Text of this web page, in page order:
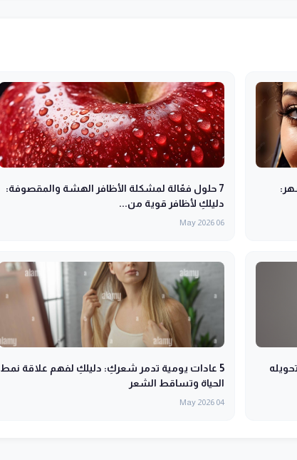
شعرك في 3 أشهر:
7 حلول فعّالة لمشكلة الأظافر الهشة والمقصوفة:
دليلكِ لأظافر قوية من...
06 May 2026
وتحويله
5 عادات يومية تدمر شعركِ: دليلكِ لفهم علاقة نمط
الحياة وتساقط الشعر
04 May 2026